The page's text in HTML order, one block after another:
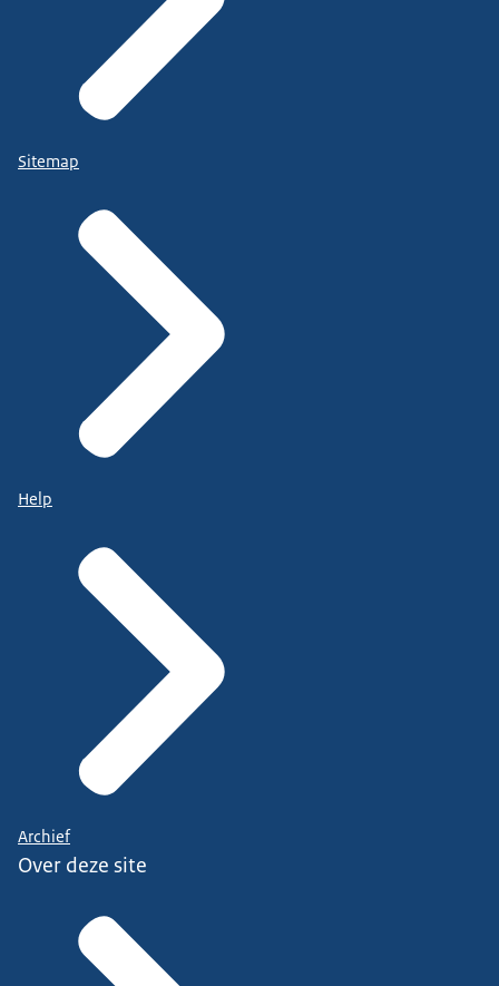
Sitemap
Help
Archief
Over deze site